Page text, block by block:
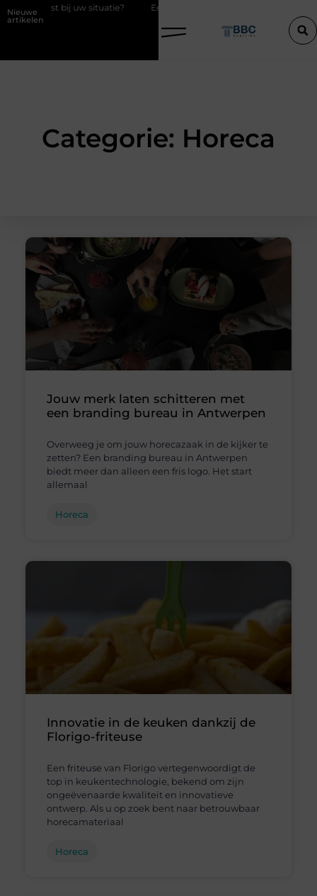
Nieuwe
artikelen
bij uw situatie? Een konijn met pit en waarom RaBBiT verrast
Categorie: Horeca
Jouw merk laten schitteren met
een branding bureau in Antwerpen
Overweeg je om jouw horecazaak in de kijker te
zetten? Een branding bureau in Antwerpen
biedt meer dan alleen een fris logo. Het start
allemaal
Horeca
Innovatie in de keuken dankzij de
Florigo-friteuse
Een friteuse van Florigo vertegenwoordigt de
top in keukentechnologie, bekend om zijn
ongeëvenaarde kwaliteit en innovatieve
ontwerp. Als u op zoek bent naar betrouwbaar
horecamateriaal
Horeca